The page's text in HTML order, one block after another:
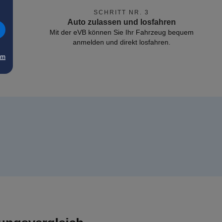
SCHRITT NR. 3
Auto zulassen und losfahren
Mit der eVB können Sie Ihr Fahrzeug bequem
anmelden und direkt losfahren.